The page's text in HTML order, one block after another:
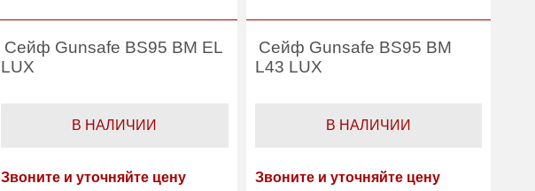
Сейф Gunsafe BS95 BM EL
LUX
В НАЛИЧИИ
Звоните и уточняйте цену
Сейф Gunsafe BS95 BM
L43 LUX
В НАЛИЧИИ
Звоните и уточняйте цену